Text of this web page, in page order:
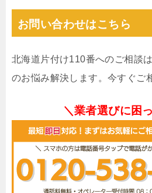
お問い合わせはこちら
北海道片付け110番へのご相談
のお悩み解決します。今すぐご
＼業者選びに困